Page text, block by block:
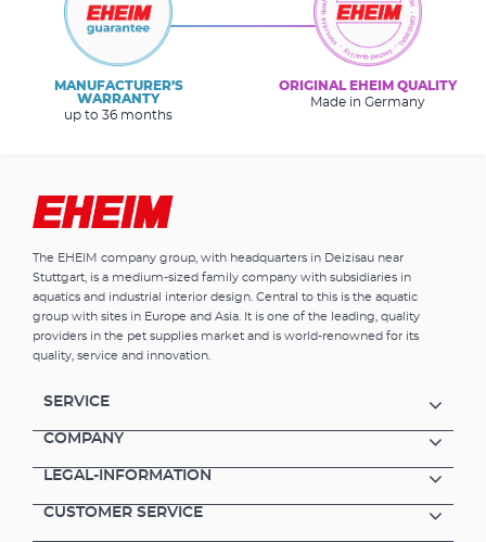
MANUFACTURER’S
WARRANTY
up to 36 months
ORIGINAL EHEIM QUALITY
Made in Germany
The EHEIM company group, with headquarters in Deizisau near
Stuttgart, is a medium-sized family company with subsidiaries in
aquatics and industrial interior design. Central to this is the aquatic
group with sites in Europe and Asia. It is one of the leading, quality
providers in the pet supplies market and is world-renowned for its
quality, service and innovation.
SERVICE
COMPANY
LEGAL-INFORMATION
CUSTOMER SERVICE